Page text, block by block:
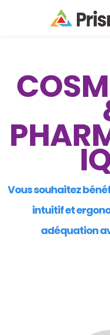
Vous souhaitez
intuitif et
adéquation